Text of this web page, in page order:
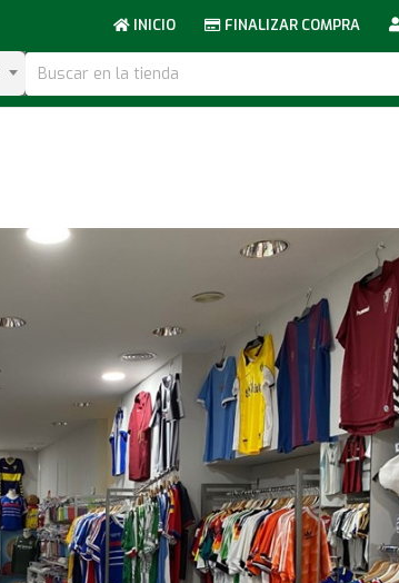
INICIO FINALIZAR COMPRA